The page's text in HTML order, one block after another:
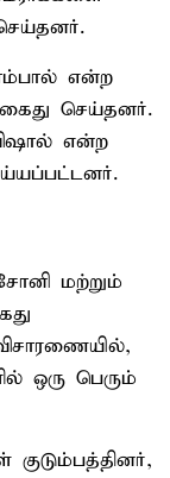
என்ற
செய்தனர்.
என்ற
மற்றும்
ஒரு பெரும்